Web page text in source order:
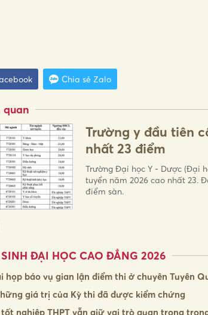
Chia sẻ Zalo
quan
Trường y đầu tiên
nhất 23 điểm
Trường Đại học Y - Dược (Đại
tuyển năm 2026 cao nhất 23.
điểm sàn.
SINH ĐẠI HỌC CAO ĐẲNG 2026
họp báo vụ gian lận điểm thi ở chuyên Tuyên
giá trị của Kỳ thi đã được kiểm chứng
nghiệp THPT vẫn giữ vai trò quan trọng